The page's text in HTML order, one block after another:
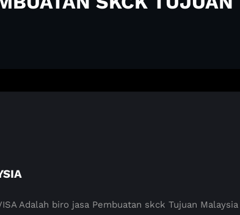
Adalah biro jasa Pembuatan skck Tujuan